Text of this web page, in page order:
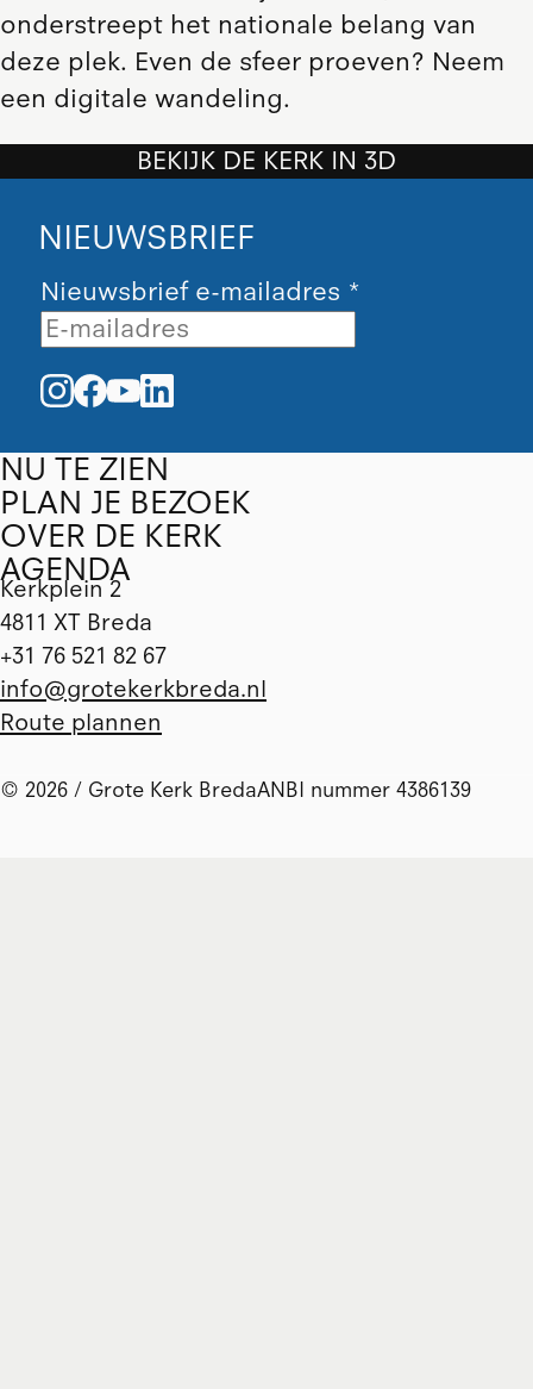
onderstreept het nationale belang van
deze plek. Even de sfeer proeven? Neem
een digitale wandeling.
BEKIJK DE KERK IN 3D
NU TE ZIEN
PLAN JE BEZOEK
OVER DE KERK
AGENDA
Kerkplein 2
4811 XT Breda
+31 76 521 82 67
info@grotekerkbreda.nl
Route plannen
NIEUWSBRIEF
Nieuwsbrief e-mailadres *
© 2026 / Grote Kerk BredaANBI nummer 4386139